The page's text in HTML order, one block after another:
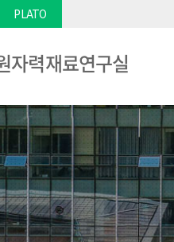
PLATO
자력재료연구실